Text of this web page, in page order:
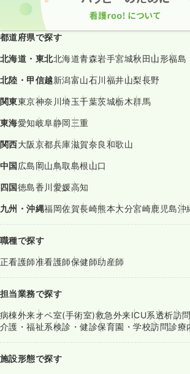
都道府県で探す
北海道・東北北海道青森岩手宮城秋田山形福島
北陸・甲信越新潟富山石川福井山梨長野
関東東京神奈川埼玉千葉茨城栃木群馬
東海愛知岐阜静岡三重
関西大阪京都兵庫滋賀奈良和歌山
中国広島岡山鳥取島根山口
四国徳島香川愛媛高知
九州・沖縄福岡佐賀長崎熊本大分宮崎鹿児島沖
職種で探す
正看護師准看護師保健師助産師
担当業務で探す
病棟外来オペ室(手術室)救急外来ICU系透析訪
介護・福祉系検診・健診保育園・学校訪問診療
施設形態で探す